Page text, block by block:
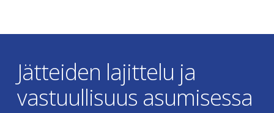
Jätteiden lajittelu ja
vastuullisuus asumisessa